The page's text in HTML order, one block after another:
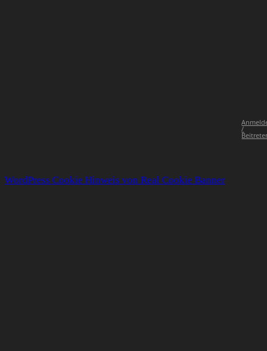
/
WordPress Cookie Hinweis von Real Cookie Banner